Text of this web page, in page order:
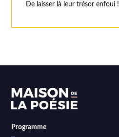
De laisser là leur trésor enfoui !
Programme